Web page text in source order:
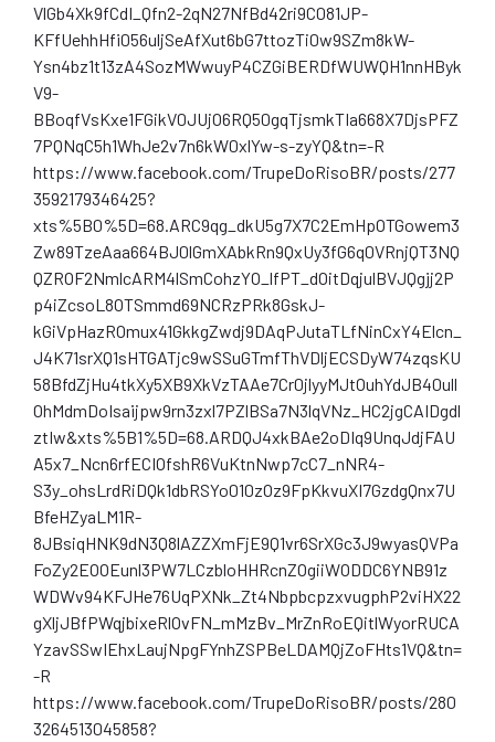
VlGb4Xk9fCdI_Qfn2-2qN27NfBd42ri9C081JP-
KFfUehhHfi056uljSeAfXut6bG7ttozTi0w9SZm8kW-
Ysn4bz1t13zA4SozMWwuyP4CZGiBERDfWUWQH1nnHByk
V9-
BBoqfVsKxe1FGikV0JUjO6RQ50gqTjsmkTIa668X7DjsPFZ
7PQNqC5h1WhJe2v7n6kW0xlYw-s-zyYQ&tn=-R
https://www.facebook.com/TrupeDoRisoBR/posts/277
3592179346425?
xts%5B0%5D=68.ARC9qg_dkU5g7X7C2EmHpOTGowem3
Zw89TzeAaa664BJ0lGmXAbkRn9QxUy3fG6q0VRnjQT3NQ
QZROF2NmlcARM4lSmCohzYO_lfPT_dOitDqjulBVJQgjj2P
p4iZcsoL8OTSmmd69NCRzPRk8GskJ-
kGiVpHazROmux41GkkgZwdj9DAqPJutaTLfNinCxY4Elcn_
J4K71srXQ1sHTGATjc9wSSuGTmfThVDljECSDyW74zqsKU
58BfdZjHu4tkXy5XB9XkVzTAAe7Cr0jlyyMJtOuhYdJB40ull
OhMdmDoIsaijpw9rn3zxl7PZlBSa7N3lqVNz_HC2jgCAIDgdl
ztIw&xts%5B1%5D=68.ARDQJ4xkBAe2oDIq9UnqJdjFAU
A5x7_Ncn6rfECIOfshR6VuKtnNwp7cC7_nNR4-
S3y_ohsLrdRiDQk1dbRSYo010zOz9FpKkvuXI7GzdgQnx7U
BfeHZyaLM1R-
8JBsiqHNK9dN3Q8lAZZXmFjE9Q1vr6SrXGc3J9wyasQVPa
FoZy2EOOEunl3PW7LCzbloHHRcnZOgiiWODDC6YNB91z
WDWv94KFJHe76UqPXNk_Zt4NbpbcpzxvugphP2viHX22
gXljJBfPWqjbixeRlOvFN_mMzBv_MrZnRoEQitlWyorRUCA
YzavSSwIEhxLaujNpgFYnhZSPBeLDAMQjZoFHts1VQ&tn=
-R
https://www.facebook.com/TrupeDoRisoBR/posts/280
3264513045858?